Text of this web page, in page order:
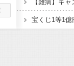
【難病】ギ